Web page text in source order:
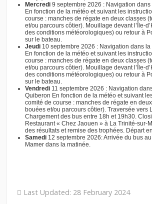
Mercredi9 septembre 2026 : Navigation
En fonction de la météo et suivant les
course : manches de régate en deux classes
et/ou parcours côtier). Mouillage devant l’Île-
des conditions météorologiques) ou retour à
sur le bateau.
Jeudi 10 septembre 2026 : Navigation dans
En fonction de la météo et suivant les
course : manches de régate en deux classes
et/ou parcours côtier). Mouillage devant l’Île-
des conditions météorologiques) ou retour à
sur le bateau.
Vendredi11 septembre 2026 : Navigation
Quiberon En fonction de la météo et suivant
comité de course : manches de régate en
bouées et/ou parcours côtier). Traversée vers
Chargement des bus entre 18h et 19h30.
Restaurant « Chez Jaouen » à La Trinité-sur-
des résultats et remise des trophées. Départ
Samedi12 septembre 2026: Arrivée du bus au
Mamer dans la matinée.
Last Updated: 28 February 2024